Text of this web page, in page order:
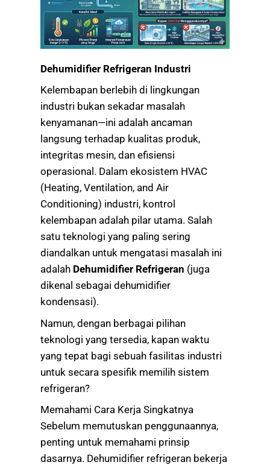
Dehumidifier Refrigeran Industri
Kelembapan berlebih di lingkungan
industri bukan sekadar masalah
kenyamanan—ini adalah ancaman
langsung terhadap kualitas produk,
integritas mesin, dan efisiensi
operasional. Dalam ekosistem HVAC
(Heating, Ventilation, and Air
Conditioning) industri, kontrol
kelembapan adalah pilar utama. Salah
satu teknologi yang paling sering
diandalkan untuk mengatasi masalah ini
adalah Dehumidifier Refrigeran (juga
dikenal sebagai dehumidifier
kondensasi).
Namun, dengan berbagai pilihan
teknologi yang tersedia, kapan waktu
yang tepat bagi sebuah fasilitas industri
untuk secara spesifik memilih sistem
refrigeran?
Memahami Cara Kerja Singkatnya
Sebelum memutuskan penggunaannya,
penting untuk memahami prinsip
dasarnya. Dehumidifier refrigeran bekerja